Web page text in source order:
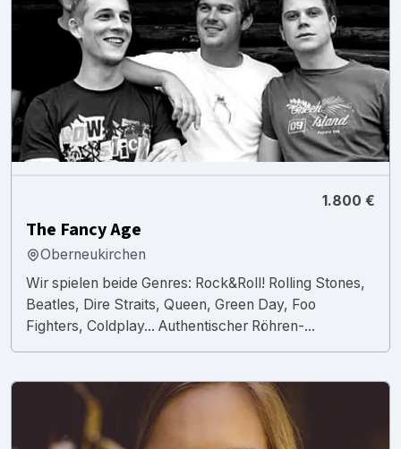
1.800 €
The Fancy Age
Oberneukirchen
Wir spielen beide Genres: Rock&Roll! Rolling Stones,
Beatles, Dire Straits, Queen, Green Day, Foo
Fighters, Coldplay... Authentischer Röhren-...